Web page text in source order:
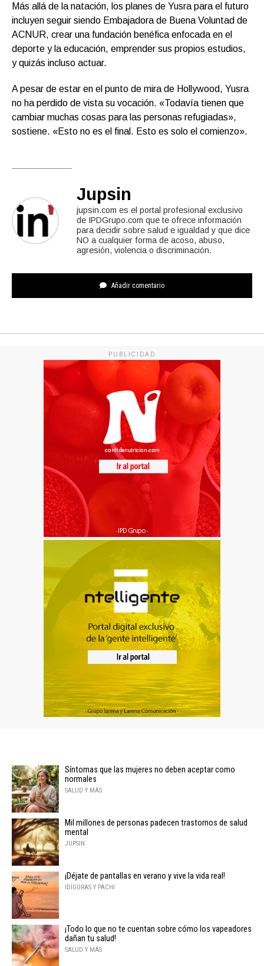
Más allá de la natación, los planes de Yusra para el futuro
incluyen seguir siendo Embajadora de Buena Voluntad de
ACNUR, crear una fundación benéfica enfocada en el
deporte y la educación, emprender sus propios estudios,
y quizás incluso actuar.
A pesar de estar en el punto de mira de Hollywood, Yusra
no ha perdido de vista su vocación. «Todavía tienen que
cambiar muchas cosas para las personas refugiadas»,
sostiene. «Esto no es el final. Esto es solo el comienzo».
Jupsin
jupsin.com es el portal profesional exclusivo
de IPDGrupo.com que te ofrece información
para decidir sobre salud e igualdad y que dice
NO a cualquier forma de acoso, abuso,
agresión, violencia o discriminación.
Añadir comentario
PUBLICIDAD
Síntomas que las mujeres no deben aceptar como
normales
SALUD Y MÁS
Mil millones de personas padecen trastornos de salud
mental
JUPSIN
¡Déjate de pantallas en verano y vive la vida real!
IDÍGORAS Y PACHI
¡Todo lo que no te cuentan sobre cómo los vapeadores
dañan tu salud!
SALUD Y MÁS